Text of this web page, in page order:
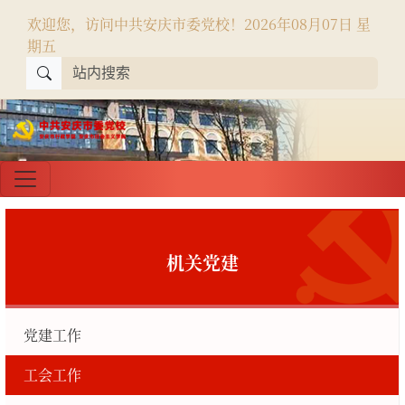
欢迎您，访问中共安庆市委党校！ 2026年08月07日 星
期五
机关党建
党建工作
工会工作